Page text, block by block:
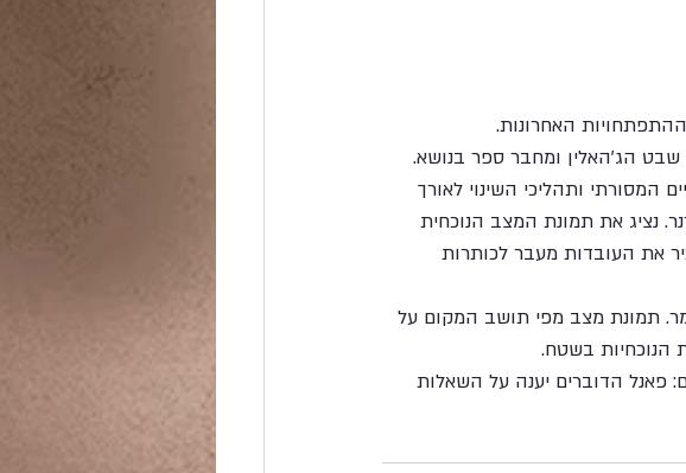
האחרונות.
שבט הג'האלין ומחבר ספר בנושא.
ותהליכי השינוי לאורך
דן טרנר. נציג את תמונת המצב הנוכחית
את העובדות מעבר לכותרות
אחמר. תמונת מצב מפי תושב המקום על
הנוכחיות בשטח.
לכם: פאנל הדוברים יענה על השאלות